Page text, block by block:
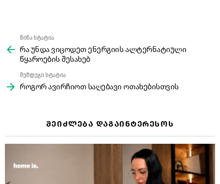
more
წინა სტატია
რა უნდა ვიცოდეთ ენერგიის ალტერნატიული
წყაროების შესახებ
შემდეგი სტატია
როგორ ავირჩიოთ საღებავი ოთახებისთვის
ᲨᲔᲘᲫᲚᲔᲑᲐ ᲓᲐᲒᲐᲘᲜᲢᲔᲠᲔᲡᲝᲡ